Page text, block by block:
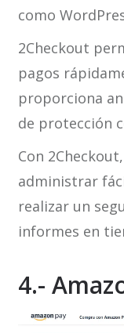
como
2Checkout
pagos
proporciona
de protección
Con
administrar
realizar un
informes en
4.-